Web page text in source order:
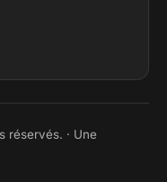
réservés. · Une